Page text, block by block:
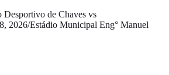
Desportivo de Chaves vs
2026/Estádio Municipal Eng° Manuel